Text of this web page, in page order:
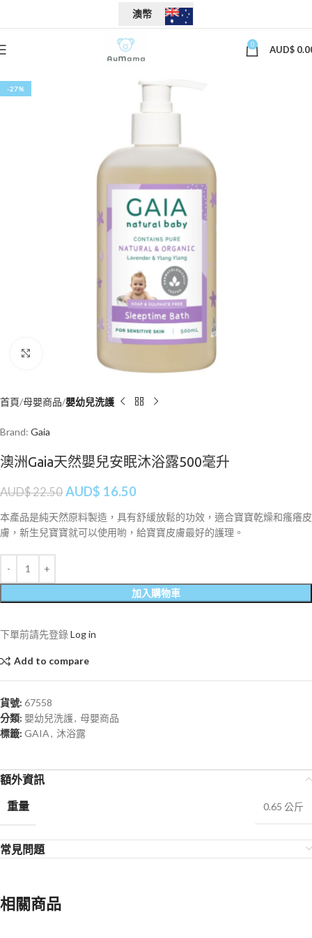
澳幣
0 AUD$
-27%
Click to enlarge
首頁 母嬰商品 嬰幼兒洗護
Brand: Gaia
澳洲Gaia天然嬰兒安眠沐浴露500毫升
AUD$22.50 AUD$ 16.50
本產品是純天然原料製造，具有舒緩放鬆的功效，適合寶寶乾燥和瘙癢皮
膚，新生兒寶寶就可以使用喲，給寶寶皮膚最好的護理。
加入購物車
下單前請先登錄Log in
Add to compare
貨號: 67558
分類: 嬰幼兒洗護, 母嬰商品
標籤: GAIA, 沐浴露
額外資訊
重量
0.65 公斤
常見問題
相關商品